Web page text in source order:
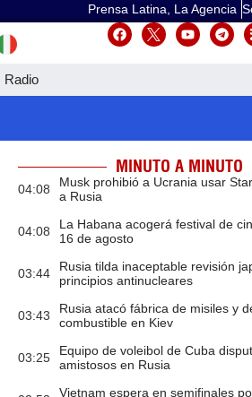
Prensa Latina, La Agencia
Radio
MINUTO A MINUTO
04:08
Musk prohibió a Ucrania usar
a Rusia
04:08
La Habana acogerá festival de
16 de agosto
03:44
Rusia tilda inaceptable revisión
principios antinucleares
03:43
Rusia atacó fábrica de misiles y
combustible en Kiev
03:25
Equipo de voleibol de Cuba
amistosos en Rusia
Vietnam espera en semifinales